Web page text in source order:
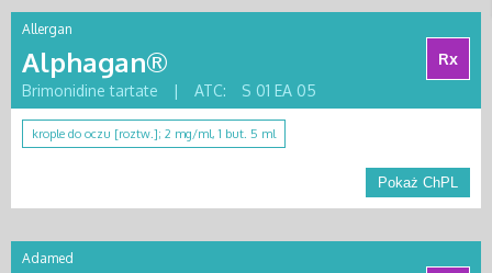
Allergan
Alphagan®
Rx
Brimonidine tartate
| ATC: S 01 EA 05
krople do oczu [roztw.]; 2 mg/ml, 1 but. 5 ml
Pokaż ChPL
Adamed